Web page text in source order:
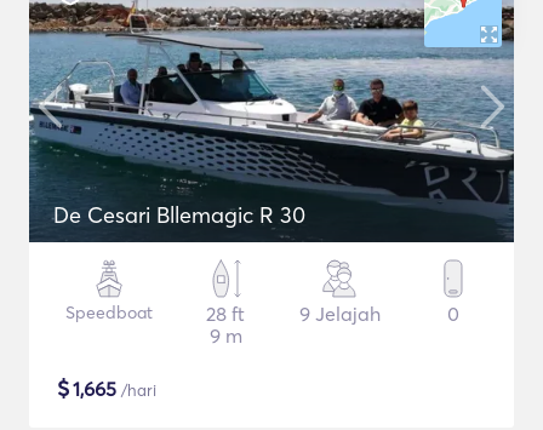
De Cesari Bllemagic R 30
Speedboat
28 ft
9 m
9 Jelajah 0
$1,665 /hari